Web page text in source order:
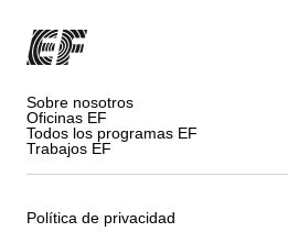
Sobre nosotros
Oficinas EF
Todos los programas EF
Trabajos EF
Política de privacidad